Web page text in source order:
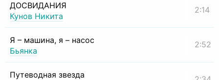
ДОСВИДАНИЯ
Кунов Никита
2:14
Я – машина, я – насос
Бьянка
2:52
Путеводная звезда